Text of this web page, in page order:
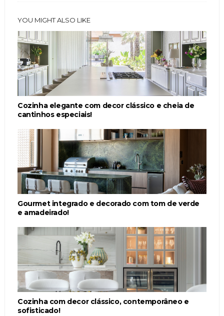
YOU MIGHT ALSO LIKE
Cozinha elegante com decor clássico e cheia de
cantinhos especiais!
Gourmet integrado e decorado com tom de verde
e amadeirado!
Cozinha com decor clássico, contemporâneo e
sofisticado!